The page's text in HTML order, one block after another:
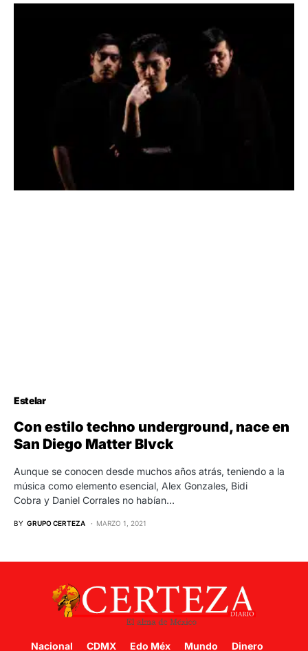
Estelar
Con estilo techno underground, nace en
San Diego Matter Blvck
Aunque se conocen desde muchos años atrás, teniendo a la
música como elemento esencial, Alex Gonzales, Bidi
Cobra y Daniel Corrales no habían…
BY GRUPO CERTEZA MARZO 1, 2021
Nacional CDMX Edo Méx Mundo Dinero